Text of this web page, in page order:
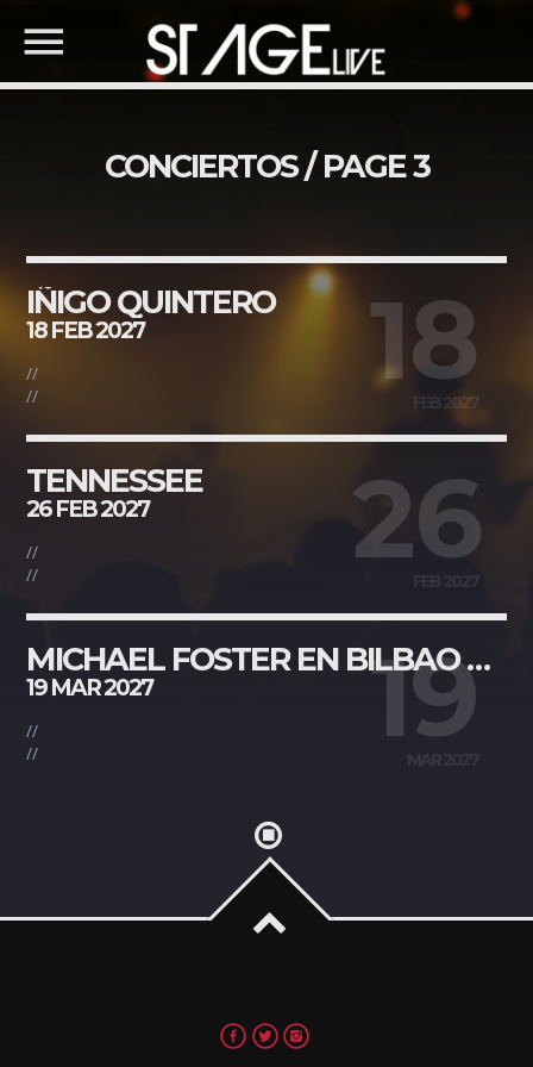
BUSCA EN LA WEB
COMPARTE ESTA PÁGINA
Facebook
CONCIERTOS / PAGE 3
18
FEB 2027
IÑIGO QUINTERO
18 FEB 2027
//
//
26
TENNESSEE
26 FEB 2027
//
//
19MICHAEL FOSTER EN BILBAO SALA STAGE LIVE
19 MAR 2027
//
//